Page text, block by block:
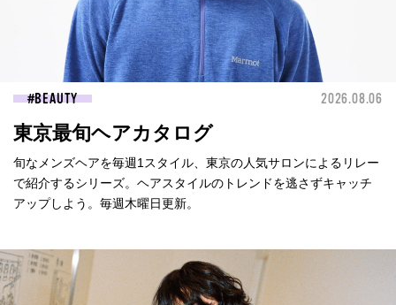
BEAUTY 2026.08.06
東京最旬ヘアカタログ
旬なメンズヘアを毎週1スタイル、東京の人気サロンによるリレー
で紹介するシリーズ。ヘアスタイルのトレンドを逃さずキャッチ
アップしよう。毎週木曜日更新。